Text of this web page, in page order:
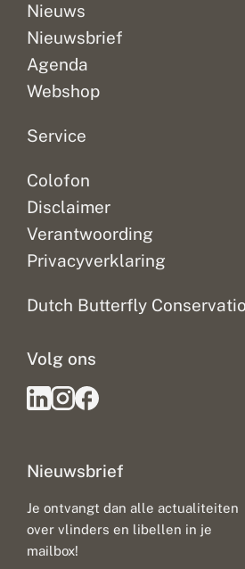
Nieuws
Nieuwsbrief
Agenda
Webshop
Service
Colofon
Disclaimer
Verantwoording
Privacyverklaring
Dutch Butterfly
Nieuwsbrief
Je ontvangt dan alle actualiteiten
over vlinders en libellen in je
mailbox!
Volg ons